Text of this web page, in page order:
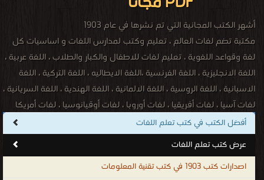
اضف كتاب
أشهر الكتب المجانية التي تم نشرها في عام 1903
مكتبة تضم لغات العالم ، تعليم وكتب لمدارس اللغات و اساسيات كل
لغة وقواعد اللغوية ، تعليم لغات للاطفال والكبار والطلاب ، اللغة عربية ،
اللغة الانجليزية ، اللغة الفرنسية ،اللغة الايطاليه ، اللغة التركية ، اللغة
الاسبانية ، اللغة الروسية ، اللغة الالمانية ، اللغة الهندية ، اللغة السريانية ،
لغات آسيا ، لغات أفريقيا ، لغات أوروبا ، لغات أوقيانوسيا ، لغات أمريكا
الشمالية ، لغات أمريكا الجنوبية ، اللغة الأفريقانية ، اللغة الألبانية ، اللغة
الباسكية ، اللغة البيلاروسية ، اللغة الكتلونية ، اللغة الكرواتية ، اللغة
التشيكية ، اللغة الدنماركية ، اللغة الهولندية ، اللغة الإنكليزية ، اللغة
الإستونية ، اللغة المجرية ، اللغة الأيسلندية ، اللغة الإندونيسية ، اللغة
أفضل الكتب في كتب تعلم اللغات
عرض كتب تعلم اللغات
اصدارات كتب 1903 في كتب تقنية المعلومات